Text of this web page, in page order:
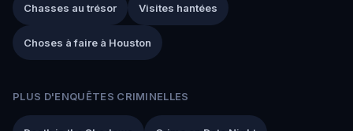
Chasses au trésor Visites hantées
Choses à faire à Houston
PLUS D'ENQUÊTES CRIMINELLES